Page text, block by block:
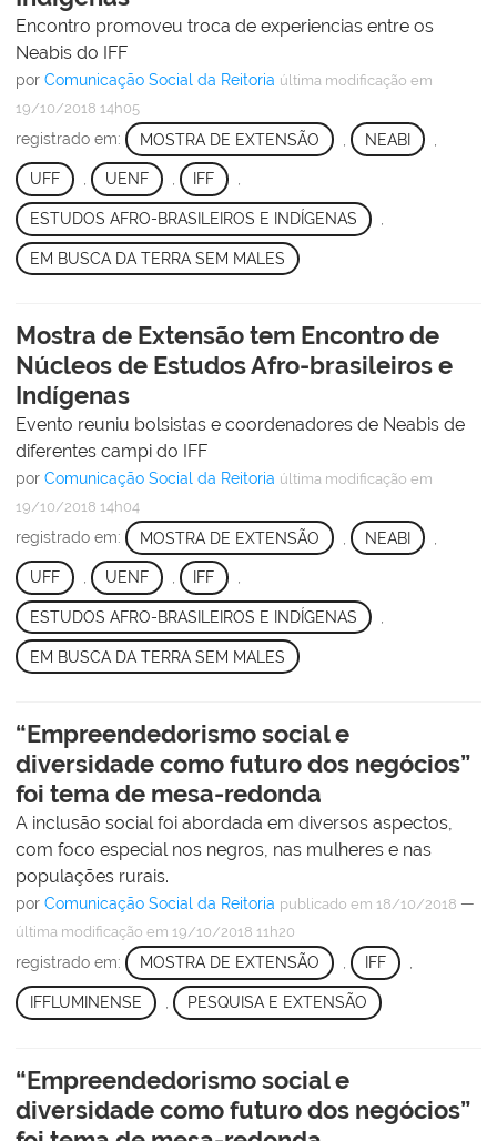
Encontro promoveu troca de experiencias entre os
Neabis do IFF
por Comunicação Social da Reitoria última modificação em
19/10/2018 14h05
registrado em: MOSTRA DE EXTENSÃO NEABI
UFF , UENF , IFF ,
ESTUDOS AFRO-BRASILEIROS E INDÍGENAS
EM BUSCA DA TERRA SEM MALES
Mostra de Extensão tem Encontro de
Núcleos de Estudos Afro-brasileiros e
Indígenas
Evento reuniu bolsistas e coordenadores de Neabis de
diferentes campi do IFF
por Comunicação Social da Reitoria última modificação em
19/10/2018 14h04
registrado em: MOSTRA DE EXTENSÃO NEABI
UFF , UENF , IFF ,
ESTUDOS AFRO-BRASILEIROS E INDÍGENAS
EM BUSCA DA TERRA SEM MALES
“Empreendedorismo social e
diversidade como futuro dos negócios”
foi tema de mesa-redonda
A inclusão social foi abordada em diversos aspectos,
com foco especial nos negros, nas mulheres e nas
populações rurais.
por Comunicação Social da Reitoria publicado em 18/10/2018 —
última modificação em 19/10/2018 11h20
registrado em: MOSTRA DE EXTENSÃO , IFF ,
IFFLUMINENSE PESQUISA E EXTENSÃO
“Empreendedorismo social e
diversidade como futuro dos negócios”